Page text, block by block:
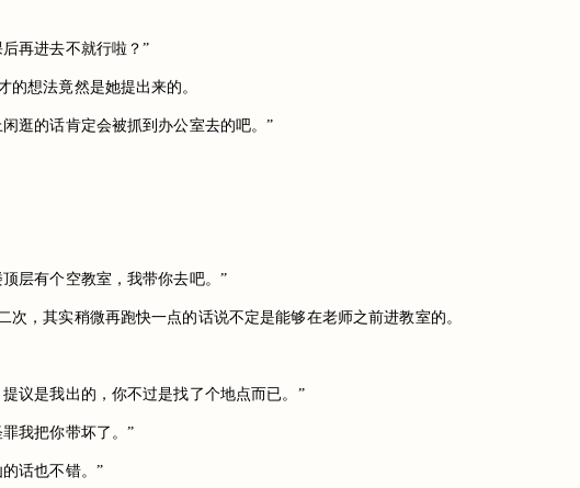
再进去不就行啦？”
想法竟然是她提出来的。
逛的话肯定会被抓到办公室去的吧。”
层有个空教室，我带你去吧。”
，其实稍微再跑快一点的话说不定是能够在老师之前进教室的。
议是我出的，你不过是找了个地点而已。”
我把你带坏了。”
话也不错。”